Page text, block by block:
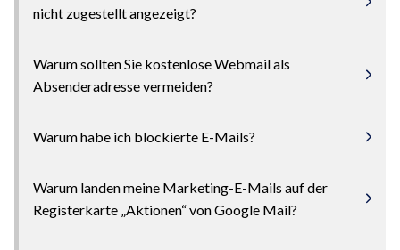
nicht zugestellt angezeigt?
Warum sollten Sie kostenlose Webmail als
Absenderadresse vermeiden?
Warum habe ich blockierte E-Mails?
Warum landen meine Marketing-E-Mails auf der
Registerkarte „Aktionen“ von Google Mail?